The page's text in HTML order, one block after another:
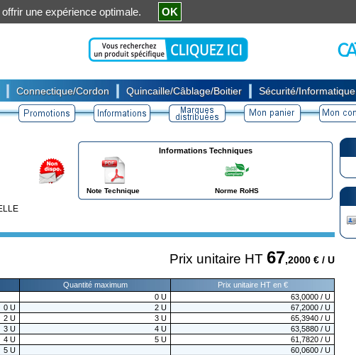
Connectique/Cordon Quincaille/Câblage/Boitier Sécurité/Informatique
Informations Techniques
Note Technique Norme RoHS
Prix unitaire HT 67,2000 € / U
Quantité maximum
Prix unitaire HT en €
0 U 63,0000 / U
0 U 2 U 67,2000 / U
2 U 3 U 65,3940 / U
3 U 4 U 63,5880 / U
4 U 5 U 61,7820 / U
5 U 60,0600 / U
offrir une expérience optimale. OK